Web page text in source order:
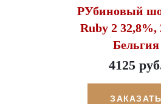
РУбиновый
Ruby 2 32,8%,
Бельгия
4125
ЗАКАЗАТЬ